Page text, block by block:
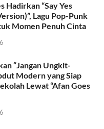
Hadirkan “Say Yes
Lagu Pop-Punk
Momen Penuh Cinta
“Jangan Ungkit-
Modern yang Siap
Lewat “Afan Goes